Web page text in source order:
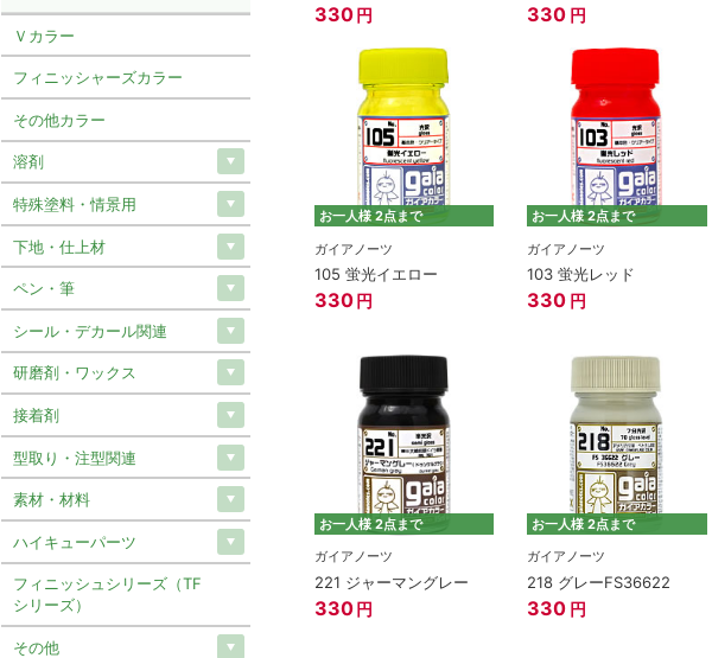
330 円 330 円
お一人様 2点まで
ガイアノーツ
105 蛍光イエロー
330 円
お一人様 2点まで
ガイアノーツ
103 蛍光レッド
330 円
お一人様 2点まで
ガイアノーツ
221 ジャーマングレー
330 円
お一人様 2点まで
ガイアノーツ
218 グレーFS36622
330 円
Ｖカラー
フィニッシャーズカラー
その他カラー
溶剤
特殊塗料・情景用
下地・仕上材
ペン・筆
シール・デカール関連
研磨剤・ワックス
接着剤
型取り・注型関連
素材・材料
ハイキューパーツ
フィニッシュシリーズ（TF
シリーズ）
その他